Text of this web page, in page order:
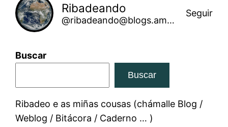
Ribadeando
@ribadeando@blogs.amarinha.gal
Seguir
Buscar
Buscar
Ribadeo e as miñas cousas (chámalle Blog /
Weblog / Bitácora / Caderno … )